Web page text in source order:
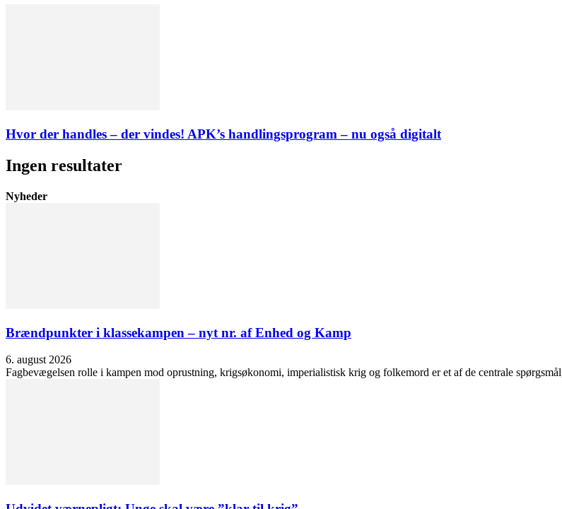
Hvor der handles – der vindes! APK’s handlingsprogram – nu også digitalt
Ingen resultater
Nyheder
Brændpunkter i klassekampen – nyt nr. af Enhed og Kamp
6. august 2026
Fagbevægelsen rolle i kampen mod oprustning, krigsøkonomi, imperialistisk krig og folkemord er et af de centrale